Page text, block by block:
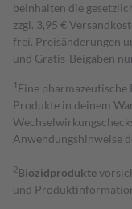
beinhalten die
zzgl. 3,95 €
frei. Preisänderungen
und Gratis-Beigaben
1 Eine
Produkte in deinem
Anwendungshinweise
2Biozidprodukte
und